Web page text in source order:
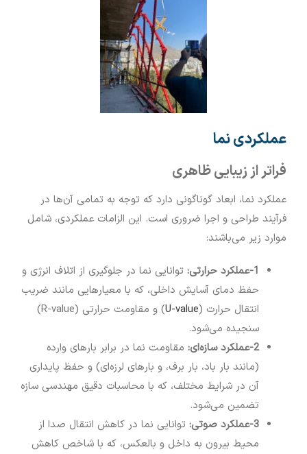
عملکردی نما
فراتر از زیبایی ظاهری
عملکرد نما، ابعاد گوناگونی دارد که توجه به تمامی آن‌ها در
فرآیند طراحی و اجرا ضروری است. این الزامات عملکردی، شامل
موارد زیر می‌باشند:
1-عملکرد حرارتی : توانایی نما در جلوگیری از اتلاف انرژی و
حفظ دمای آسایش داخلی، که با معیارهایی مانند ضریب
انتقال حرارت (U-value
) و مقاومت حرارتی (R-value)
سنجیده می‌شود.
2-عملکرد سازه‌ای
: مقاومت نما در برابر بارهای وارده
(مانند بار باد، بار برف، و بارهای لرزه‌ای) و حفظ پایداری
آن در شرایط مختلف، که با محاسبات دقیق مهندسی سازه
تضمین می‌شود.
3-عملکرد صوتی
: توانایی نما در کاهش انتقال صدا از
محیط بیرون به داخل و بالعکس، که با شاخص کاهش